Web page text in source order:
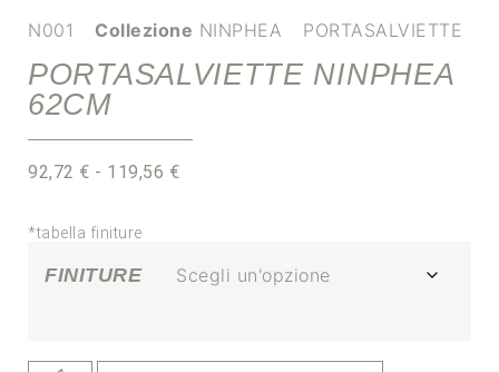
N001 Collezione NINPHEA PORTASALVIETTE
PORTASALVIETTE NINPHEA
62CM
92,72 € - 119,56 €
*tabella finiture
FINITURE